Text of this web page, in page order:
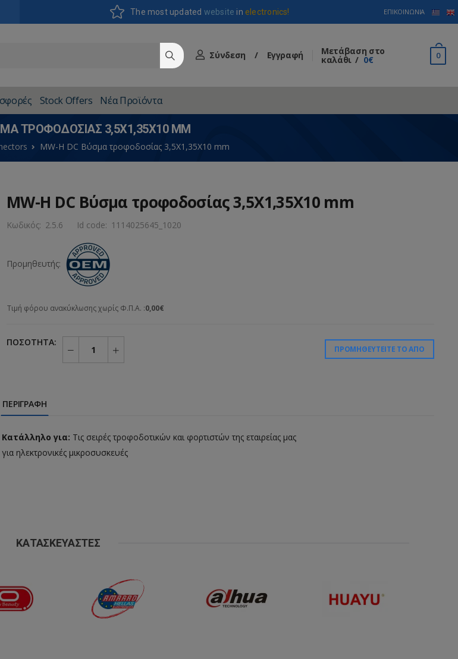
The most updated websitein electronics! ΕΠΙΚΟΙΝΩΝΊΑ
Σύνδεση / Εγγραφή Μετάβαση στο
καλάθι 0€ 0
Stock Offers Νέα Προϊόντα
ΤΡΟΦΟΔΟΣΊΑΣ 3,5X1,35X10 MM
MW-H DC Βύσμα τροφοδοσίας 3,5X1,35X10 mm
MW-H DC Βύσμα τροφοδοσίας 3,5X1,35X10 mm
Κωδικός: 2.5.6 Id code: 1114025645_1020
Προμηθευτής:
Τιμή φόρου ανακύκλωσης χωρίς Φ.Π.Α. :0,00€
ΠΟΣΌΤΗΤΑ:
ΠΡΟΜΗΘΕΥΤΕΊΤΕ ΤΟ ΑΠΌ
ΠΕΡΙΓΡΑΦΉ
Kατάλληλο για: Τις σειρές τροφοδοτικών και φορτιστών της εταιρείας μας
για ηλεκτρονικές μικροσυσκευές
ΚΑΤΑΣΚΕΥΑΣΤΈΣ